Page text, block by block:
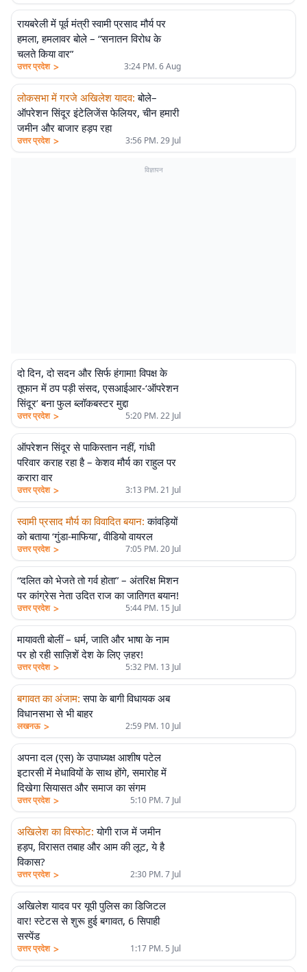
रायबरेली में पूर्व मंत्री स्वामी प्रसाद मौर्य पर
हमला, हमलावर बोले – “सनातन विरोध के
चलते किया वार”
उत्तर प्रदेश > 3:24 PM. 6 Aug
लोकसभा में गरजे अखिलेश यादव: बोले–
ऑपरेशन सिंदूर इंटेलिजेंस फेलियर, चीन हमारी
जमीन और बाजार हड़प रहा
उत्तर प्रदेश > 3:56 PM. 29 Jul
विज्ञापन
दो दिन, दो सदन और सिर्फ हंगामा! विपक्ष के
तूफान में ठप पड़ी संसद, एसआईआर-‘ऑपरेशन
सिंदूर’ बना फुल ब्लॉकबस्टर मुद्दा
उत्तर प्रदेश > 5:20 PM. 22 Jul
ऑपरेशन सिंदूर से पाकिस्तान नहीं, गांधी
परिवार कराह रहा है – केशव मौर्य का राहुल पर
करारा वार
उत्तर प्रदेश > 3:13 PM. 21 Jul
स्वामी प्रसाद मौर्य का विवादित बयान: कांवड़ियों
को बताया ‘गुंडा-माफिया’, वीडियो वायरल
उत्तर प्रदेश > 7:05 PM. 20 Jul
“दलित को भेजते तो गर्व होता” – अंतरिक्ष मिशन
पर कांग्रेस नेता उदित राज का जातिगत बयान!
उत्तर प्रदेश > 5:44 PM. 15 Jul
मायावती बोलीं – धर्म, जाति और भाषा के नाम
पर हो रही साज़िशें देश के लिए ज़हर!
उत्तर प्रदेश > 5:32 PM. 13 Jul
बगावत का अंजाम: सपा के बागी विधायक अब
विधानसभा से भी बाहर
लखनऊ > 2:59 PM. 10 Jul
अपना दल (एस) के उपाध्यक्ष आशीष पटेल
इटारसी में मेधावियों के साथ होंगे, समारोह में
दिखेगा सियासत और समाज का संगम
उत्तर प्रदेश > 5:10 PM. 7 Jul
अखिलेश का विस्फोट: योगी राज में जमीन
हड़प, विरासत तबाह और आम की लूट, ये है
विकास?
उत्तर प्रदेश > 2:30 PM. 7 Jul
अखिलेश यादव पर यूपी पुलिस का डिजिटल
वार! स्टेटस से शुरू हुई बगावत, 6 सिपाही
सस्पेंड
उत्तर प्रदेश > 1:17 PM. 5 Jul